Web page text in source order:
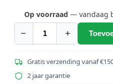
Op voorraad — vandaag
−
ALUTRUSS
DQ2-
PAC21H
+
Gratis verzending vanaf
2 jaar garantie